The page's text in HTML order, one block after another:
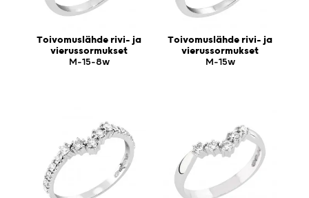
Toivomuslähde rivi- ja
vierussormukset
M-15-8w
Toivomuslähde rivi- ja
vierussormukset
M-15w